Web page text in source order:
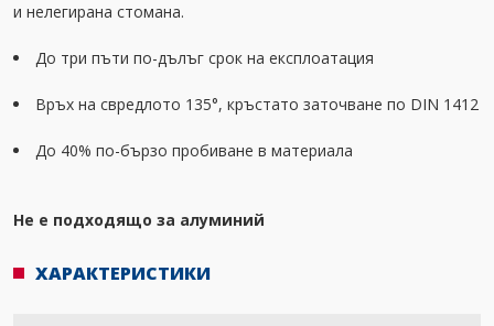
и нелегирана стомана.
До три пъти по-дълъг срок на експлоатация
Връх на свредлото 135°, кръстато заточване по DIN 1412
До 40% по-бързо пробиване в материала
Не е подходящо за алуминий
ХАРАКТЕРИСТИКИ